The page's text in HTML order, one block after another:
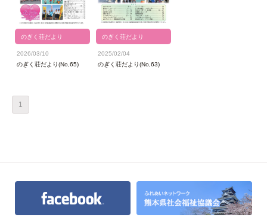
のぎく荘だより
2026/03/10
のぎく荘だより(No,65)
のぎく荘だより
2025/02/04
のぎく荘だより(No,63)
1